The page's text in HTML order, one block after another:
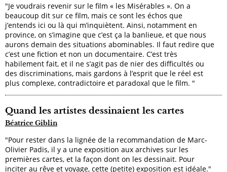
"Je voudrais revenir sur le film « les Misérables ». On a
beaucoup dit sur ce film, mais ce sont les échos que
j’entends ici ou là qui m’inquiètent. Ainsi, notamment en
province, on s’imagine que c’est ça la banlieue, et que nous
aurons demain des situations abominables. Il faut redire que
c’est une fiction et non un documentaire. C’est très
habilement fait, et il ne s’agit pas de nier des difficultés ou
des discriminations, mais gardons à l’esprit que le réel est
plus complexe, contradictoire et paradoxal que le film. "
Quand les artistes dessinaient les cartes
Béatrice Giblin
"Pour rester dans la lignée de la recommandation de Marc-
Olivier Padis, il y a une exposition aux archives sur les
premières cartes, et la façon dont on les dessinait. Pour
inciter au rêve et voyage, cette (petite) exposition est idéale."